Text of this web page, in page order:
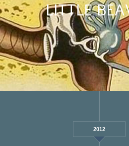
LITTLE
2012